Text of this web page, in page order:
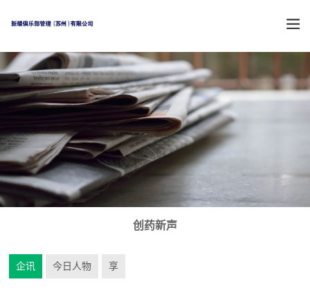
创药新声
企讯 今日人物 享